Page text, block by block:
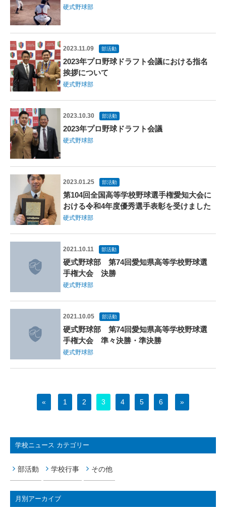
硬式野球部
2023.11.09 部活動
2023年プロ野球ドラフト会議における指名
挨拶について
硬式野球部
2023.10.30 部活動
2023年プロ野球ドラフト会議
硬式野球部
2023.01.25 部活動
第104回全国高等学校野球選手権愛知大会に
おける令和4年度優秀選手表彰を受けました
硬式野球部
2021.10.11 部活動
硬式野球部 第74回愛知県高等学校野球選
手権大会 決勝
硬式野球部
2021.10.05 部活動
硬式野球部 第74回愛知県高等学校野球選
手権大会 準々決勝・準決勝
硬式野球部
« 1 2 3 4 5 6 »
学校ニュース カテゴリー
部活動 学校行事 その他
月別アーカイブ